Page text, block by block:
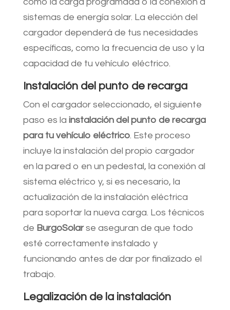
sistemas de energía solar. La elección del
cargador dependerá de tus necesidades
específicas, como la frecuencia de uso y la
capacidad de tu vehículo eléctrico.
Instalación del punto de recarga
Con el cargador seleccionado, el siguiente
paso es la instalación del punto de recarga
para tu vehículo eléctrico. Este proceso
incluye la instalación del propio cargador
en la pared o en un pedestal, la conexión al
sistema eléctrico y, si es necesario, la
actualización de la instalación eléctrica
para soportar la nueva carga. Los técnicos
de BurgoSolarse aseguran de que todo
esté correctamente instalado y
funcionando antes de dar por finalizado el
trabajo.
Legalización de la instalación